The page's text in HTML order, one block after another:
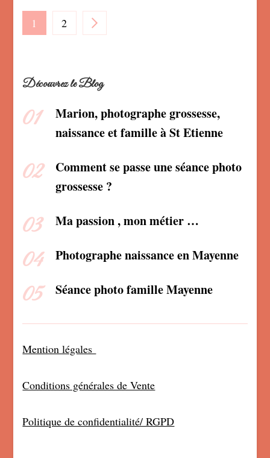
Pagination
publications
PAGE
1 PAGE
2
Découvrez le Blog
Marion, photographe grossesse,
naissance et famille à St Etienne
Comment se passe une séance photo
grossesse ?
Ma passion , mon métier …
Photographe naissance en Mayenne
Séance photo famille Mayenne
Mention légales
Conditions générales de Vente
Politique de confidentialité/ RGPD